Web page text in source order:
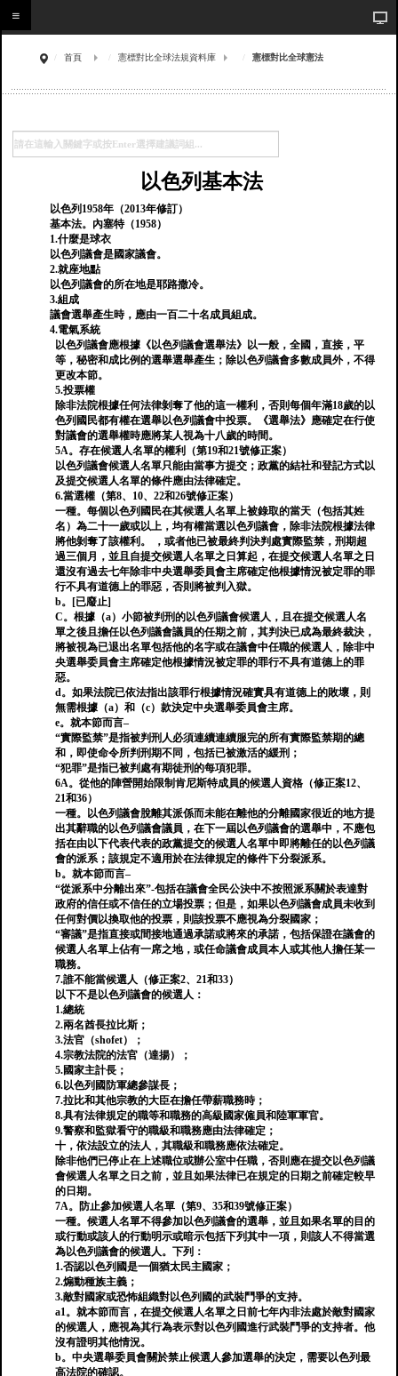
首頁 憲標對比全球法規資料庫 憲標對比全球憲法
以色列基本法
以色列1958年（2013年修訂）
基本法。內塞特（1958）
1.什麼是球衣
以色列議會是國家議會。
2.就座地點
以色列議會的所在地是耶路撒冷。
3.組成
議會選舉產生時，應由一百二十名成員組成。
4.電氣系統
以色列議會應根據《以色列議會選舉法》以一般，全國，直接，平
等，秘密和成比例的選舉選舉產生；除以色列議會多數成員外，不得
更改本節。
5.投票權
除非法院根據任何法律剝奪了他的這一權利，否則每個年滿18歲的以
色列國民都有權在選舉以色列議會中投票。《選舉法》應確定在行使
對議會的選舉權時應將某人視為十八歲的時間。
5A。存在候選人名單的權利（第19和21號修正案）
以色列議會候選人名單只能由當事方提交；政黨的結社和登記方式以
及提交候選人名單的條件應由法律確定。
6.當選權（第8、10、22和26號修正案）
一種。每個以色列國民在其候選人名單上被錄取的當天（包括其姓
名）為二十一歲或以上，均有權當選以色列議會，除非法院根據法律
將他剝奪了該權利。 ，或者他已被最終判決判處實際監禁，刑期超
過三個月，並且自提交候選人名單之日算起，在提交候選人名單之日
還沒有過去七年除非中央選舉委員會主席確定他根據情況被定罪的罪
行不具有道德上的罪惡，否則將被判入獄。
b。[已廢止]
C。根據（a）小節被判刑的以色列議會候選人，且在提交候選人名
單之後且擔任以色列議會議員的任期之前，其判決已成為最終裁決，
將被視為已退出名單包括他的名字或在議會中任職的候選人，除非中
央選舉委員會主席確定他根據情況被定罪的罪行不具有道德上的罪
惡。
d。如果法院已依法指出該罪行根據情況確實具有道德上的敗壞，則
無需根據（a）和（c）款決定中央選舉委員會主席。
e。就本節而言–
“實際監禁”是指被判刑人必須連續連續服完的所有實際監禁期的總
和，即使命令所判刑期不同，包括已被激活的緩刑；
“犯罪”是指已被判處有期徒刑的每項犯罪。
6A。從他的陣營開始限制肯尼斯特成員的候選人資格（修正案12、
21和36）
一種。以色列議會脫離其派係而未能在離他的分離國家很近的地方提
出其辭職的以色列議會議員，在下一屆以色列議會的選舉中，不應包
括在由以下代表代表的政黨提交的候選人名單中即將離任的以色列議
會的派系；該規定不適用於在法律規定的條件下分裂派系。
b。就本節而言–
“從派系中分離出來”-包括在議會全民公決中不按照派系關於表達對
政府的信任或不信任的立場投票；但是，如果以色列議會成員未收到
任何對價以換取他的投票，則該投票不應視為分裂國家；
“審議”是指直接或間接地通過承諾或將來的承諾，包括保證在議會的
候選人名單上佔有一席之地，或任命議會成員本人或其他人擔任某一
職務。
7.誰不能當候選人（修正案2、21和33）
以下不是以色列議會的候選人：
1.總統
2.兩名酋長拉比斯；
3.法官（shofet）；
4.宗教法院的法官（達揚）；
5.國家主計長；
6.以色列國防軍總參謀長；
7.拉比和其他宗教的大臣在擔任帶薪職務時；
8.具有法律規定的職等和職務的高級國家僱員和陸軍軍官。
9.警察和監獄看守的職級和職務應由法律確定；
十，依法設立的法人，其職級和職務應依法確定。
除非他們已停止在上述職位或辦公室中任職，否則應在提交以色列議
會候選人名單之日之前，並且如果法律已在規定的日期之前確定較早
的日期。
7A。防止參加候選人名單（第9、35和39號修正案）
一種。候選人名單不得參加以色列議會的選舉，並且如果名單的目的
或行動或該人的行動明示或暗示包括下列其中一項，則該人不得當選
為以色列議會的候選人。下列：
1.否認以色列國是一個猶太民主國家；
2.煽動種族主義；
3.敵對國家或恐怖組織對以色列國的武裝鬥爭的支持。
a1。就本節而言，在提交候選人名單之日前七年內非法處於敵對國家
的候選人，應視為其行為表示對以色列國進行武裝鬥爭的支持者。他
沒有證明其他情況。
b。中央選舉委員會關於禁止候選人參加選舉的決定，需要以色列最
高法院的確認。